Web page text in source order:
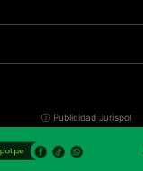
ⓘ Publicidad Jurispol